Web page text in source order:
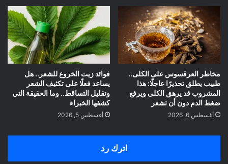
مخاطر العرقسوس على الكلى..
طبيب يطلق تحذيرًا عاجلًا: هذا
المشروب قد يرهق الكلى ويرفع
ضغط الدم دون أن تشعر
أغسطس 6, 2026
فوائد زيت الخروع للشعر.. هل
يساعد فعلًا على تكثيف الشعر
وتقليل التساقط.. وما الحقيقة التي
كشفها الخبراء
أغسطس 5, 2026
اترك رد